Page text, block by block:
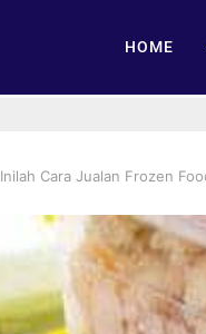
HOME
Inilah Cara Jualan Frozen